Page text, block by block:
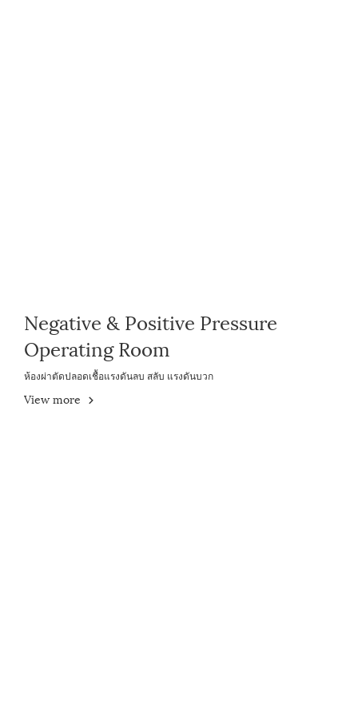
Negative & Positive Pressure
Operating Room
ห้องผ่าตัดปลอดเชื้อแรงดันลบ สลับ แรงดันบวก
View more